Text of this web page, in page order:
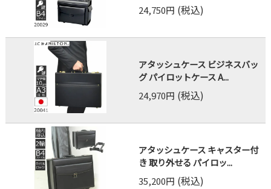
24,750円 (税込)
アタッシュケース ビジネスバッ
グ パイロットケース A...
24,970円 (税込)
アタッシュケース キャスター付
き 取り外せる パイロッ...
35,200円 (税込)